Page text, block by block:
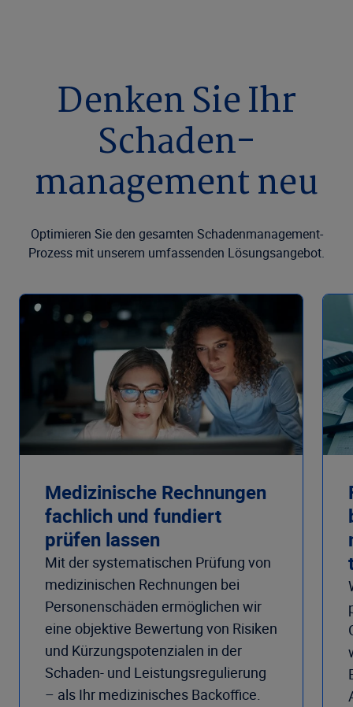
Denken Sie Ihr
Schaden­
management neu
Optimieren Sie den gesamten Schadenmanagement-
Prozess mit unserem umfassenden Lösungsangebot.
Medizinische Rechnungen
fachlich und fundiert
prüfen lassen
Mit der systematischen Prüfung von
medizinischen Rechnungen bei
Personenschäden ermöglichen wir
eine objektive Bewertung von Risiken
und Kürzungspotenzialen in der
Schaden- und Leistungsregulierung
– als Ihr medizinisches Backoffice.